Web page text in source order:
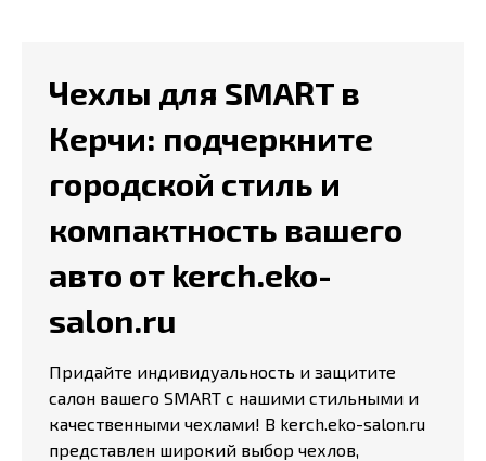
Чехлы для SMART в
Керчи: подчеркните
городской стиль и
компактность вашего
авто от kerch.eko-
salon.ru
Придайте индивидуальность и защитите
салон вашего SMART с нашими стильными и
качественными чехлами! В kerch.eko-salon.ru
представлен широкий выбор чехлов,